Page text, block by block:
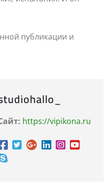
публикации и
https://vipikona.ru